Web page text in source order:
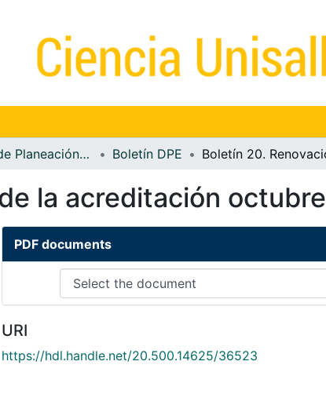
Dirección de Planeación Estratégica Boletín DPE
la acreditación octubre
PDF documents
URI
https://hdl.handle.net/20.500.14625/36523